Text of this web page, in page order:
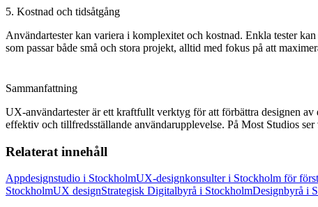
5. Kostnad och tidsåtgång
Användartester kan variera i komplexitet och kostnad. Enkla tester
som passar både små och stora projekt, alltid med fokus på att
Sammanfattning
UX-användartester är ett kraftfullt verktyg för att förbättra designen av
effektiv och tillfredsställande användarupplevelse. På Most Studios
Relaterat innehåll
Appdesignstudio i StockholmUX-designkonsulter i Stockholm för
StockholmUX designStrategisk Digitalbyrå i StockholmDesignbyrå i